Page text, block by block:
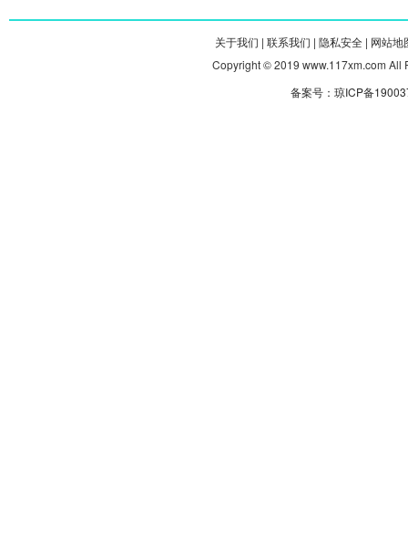
关于我们 | 联系我们 | 隐私安全 | 网站地
Copyright © 2019 www.117xm.com All
备案号：琼ICP备